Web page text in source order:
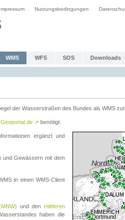
Impressum Nutzungsbedingungen
WMS WFS SOS Downloads
der Wasserstraßen des Bundes als WMS zur
Geoportal.de ↗ benötigt.
ergänzt und
und Gewässern mit dem
in einen WMS-Client
und denmittleren
haben die